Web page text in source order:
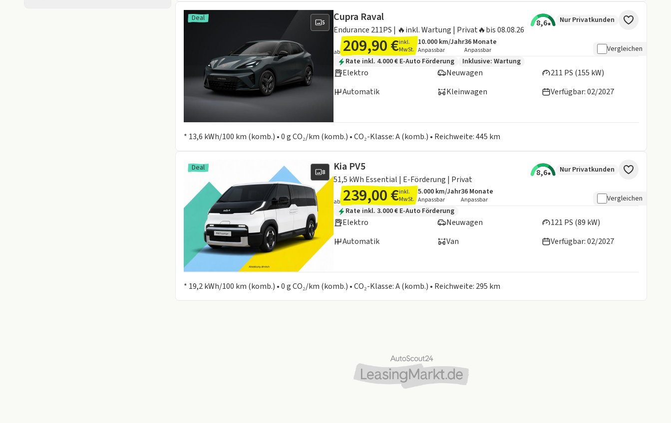
5
Deal Cupra Raval
Endurance 211PS | 🔥inkl. Wartung | Privat🔥bis 08.08.26
8,6 Nur Privatkunden
ab 209,90 €inkl.
MwSt.
Angebotsdetails:
Inklusive Laufleistung
10.000 km/Jahr
Anpassbar
Laufzeit
36 Monate
Anpassbar Vergleichen
Zusätzliche Fahrzeuginformationen:
Rate inkl. 4.000 € E-Auto Förderung Inklusive: Wartung
Elektro Neuwagen
211 PS (155 kW)
Automatik
Kleinwagen Verfügbar: 02/2027
* 13,6 kWh/100 km (komb.) • 0 g CO₂/km (komb.) • CO₂-Klasse: A (komb.) • Reichweite: 445 km
8
Deal Kia PV5
51,5 kWh Essential | E-Förderung | Privat
8,6 Nur Privatkunden
ab 239,00 €inkl.
MwSt.
Angebotsdetails:
Inklusive Laufleistung
5.000 km/Jahr
Anpassbar
Laufzeit
36 Monate
Anpassbar Vergleichen
Zusätzliche Fahrzeuginformationen:
Rate inkl. 3.000 € E-Auto Förderung
Elektro Neuwagen
121 PS (89 kW)
Automatik
Van Verfügbar: 02/2027
* 19,2 kWh/100 km (komb.) • 0 g CO₂/km (komb.) • CO₂-Klasse: A (komb.) • Reichweite: 295 km